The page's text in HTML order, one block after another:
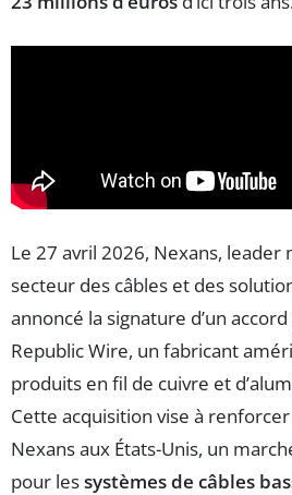
Le 27 avril 2026, Nexans, leader
secteur des câbles et des
annoncé la signature d’un
Republic Wire, un fabricant
produits en fil de cuivre et
Cette acquisition vise à
Nexans aux États-Unis, un
pour lessystèmes de câbles